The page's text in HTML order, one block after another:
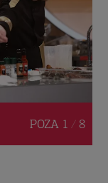
POZA 1 / 8